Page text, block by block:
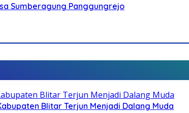
Sumberagung Panggungrejo
Blitar Terjun Menjadi Dalang Muda